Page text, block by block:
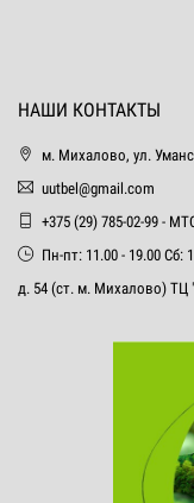
НАШИ КОНТАКТЫ
м. Михалово, ул.
uutbel@gmail.com
+375 (29) 785-02-99 -
Пн-пт: 11.00 - 19.00 Сб:
д. 54 (ст. м. Михалово) ТЦ